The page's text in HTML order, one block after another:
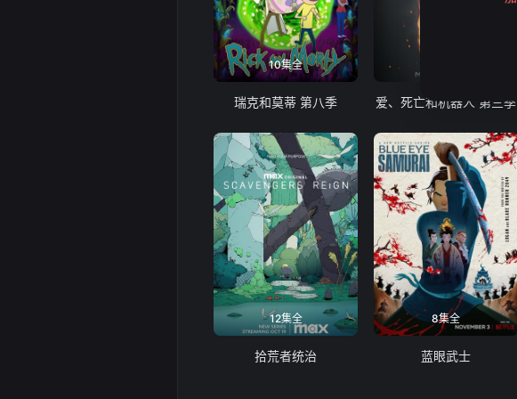
10集全
瑞克和莫蒂 第八季 爱、死亡和机器人 第三季
12集全
拾荒者统治
8集全
蓝眼武士